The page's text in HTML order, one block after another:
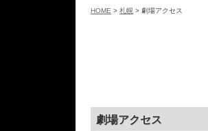
HOME > 札幌 > 劇場アクセス
劇場アクセス